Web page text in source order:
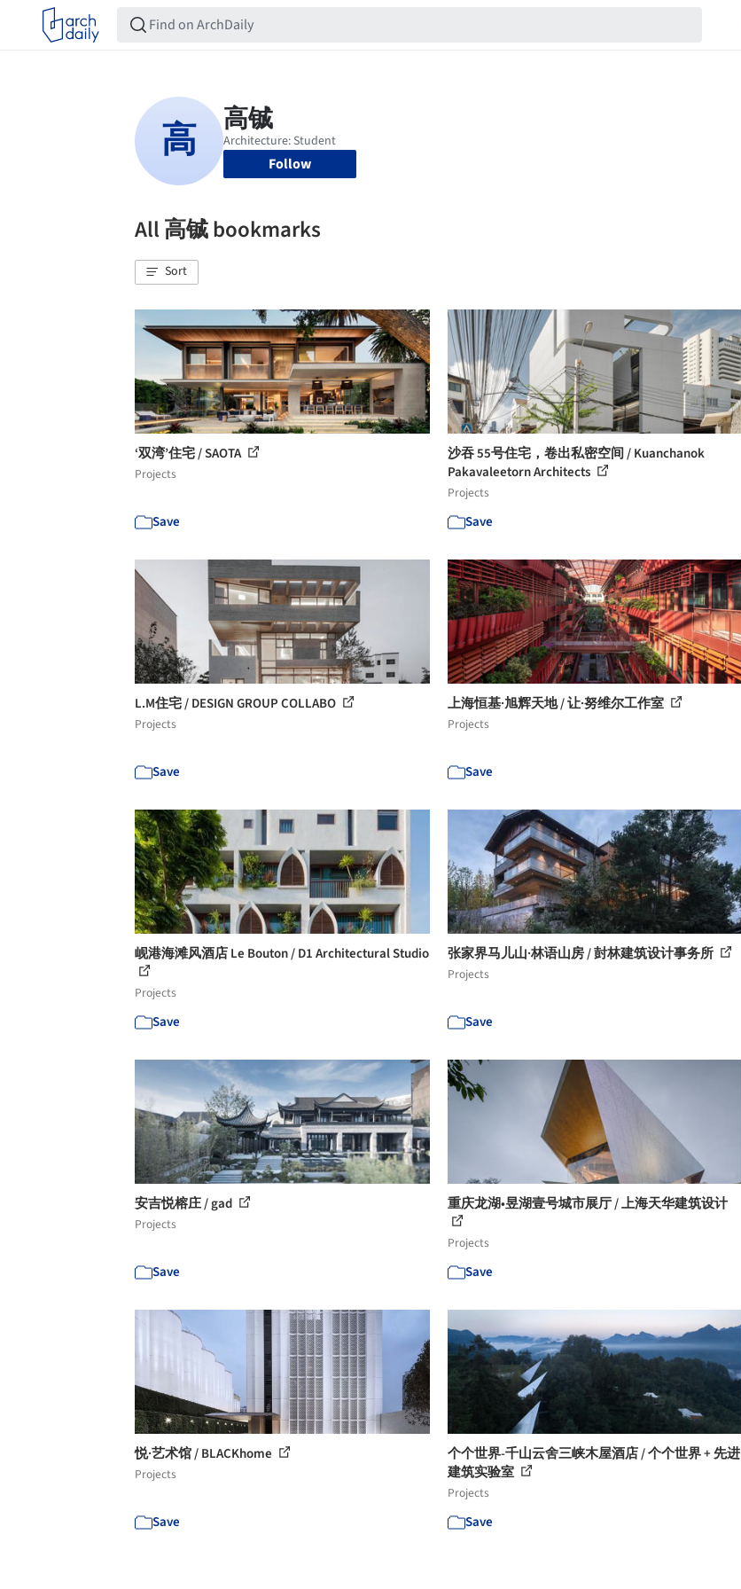
Follow
All 高铖 bookmarks
Sort
‘双湾’住宅 / SAOTA
Projects
Save
沙吞 55号住宅，卷出私密空间 / Kuanchanok
Pakavaleetorn Architects
Projects
Save
L.M住宅 / DESIGN GROUP COLLABO
Projects
Save
上海恒基·旭辉天地 / 让·努维尔工作室
Projects
Save
岘港海滩风酒店 Le Bouton / D1 Architectural Studio
Projects
Save
张家界马儿山·林语山房 / 尌林建筑设计事务所
Projects
Save
安吉悦榕庄 / gad
Projects
Save
重庆龙湖•昱湖壹号城市展厅 / 上海天华建筑设计
Projects
Save
悦·艺术馆 / BLACKhome
Projects
Save
个个世界-千山云舍三峡木屋酒店 / 个个世界 + 先进
建筑实验室
Projects
Save